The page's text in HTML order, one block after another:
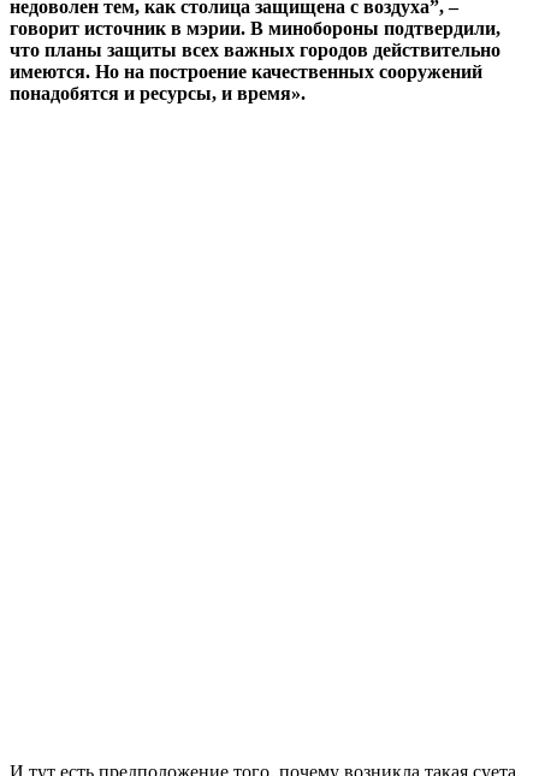
недоволен тем, как столица защищена с воздуха”, –
говорит источник в мэрии. В минобороны подтвердили,
что планы защиты всех важных городов действительно
имеются. Но на построение качественных сооружений
понадобятся и ресурсы, и время».
И тут есть предположение того, почему возникла такая суета.